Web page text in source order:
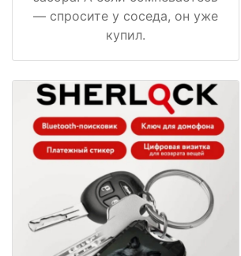
— спросите у соседа, он уже
купил.